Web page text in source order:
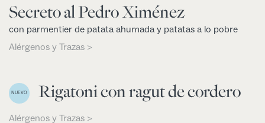
Secreto al Pedro Ximénez
con parmentier de patata ahumada y patatas a lo pobre
Alérgenos y Trazas >
NUEVO Rigatoni con ragut de cordero
Alérgenos y Trazas >